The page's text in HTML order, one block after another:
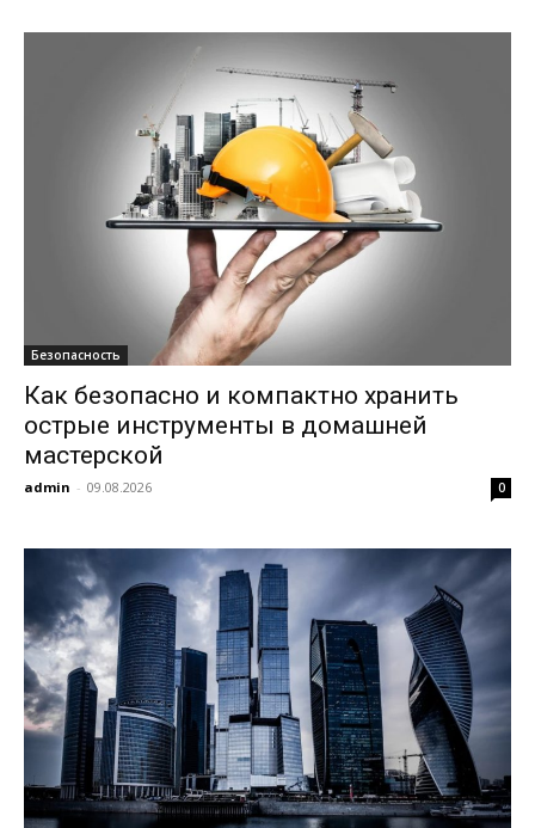
Безопасность
Как безопасно и компактно хранить
острые инструменты в домашней
мастерской
admin - 09.08.2026 0